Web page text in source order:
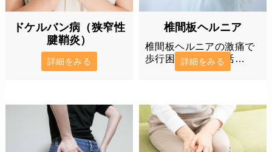
ドケルバン病（狭窄性
腱鞘炎）
詳細をみる
椎間板ヘルニア
椎間板ヘルニアの激痛で
歩行困難、日常生活…
詳細をみる